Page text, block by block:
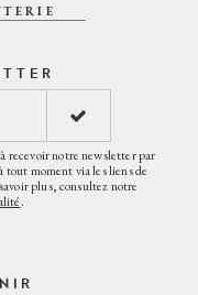
recevoir notre newsletter par
tout moment via les liens de
plus, consultez notre
.